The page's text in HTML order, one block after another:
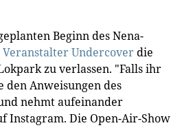
Beginn des Nena-
Veranstalter Undercoverdie
zu verlassen. "Falls ihr
Anweisungen des
nehmt aufeinander
Instagram. Die Open-Air-Show